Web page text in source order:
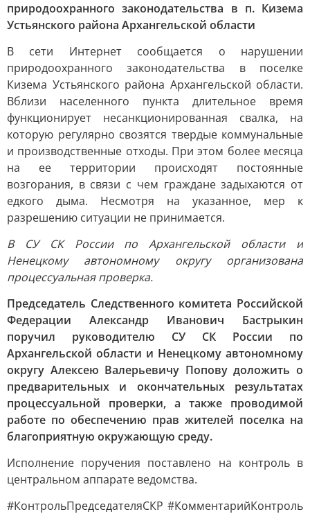
природоохранного законодательства в п. Кизема
Устьянского района Архангельской области
В сети Интернет сообщается о нарушении
природоохранного законодательства в поселке
Кизема Устьянского района Архангельской области.
Вблизи населенного пункта длительное время
функционирует несанкционированная свалка, на
которую регулярно свозятся твердые коммунальные
и производственные отходы. При этом более месяца
на ее территории происходят постоянные
возгорания, в связи с чем граждане задыхаются от
едкого дыма. Несмотря на указанное, мер к
разрешению ситуации не принимается.
В СУ СК России по Архангельской области и
Ненецкому автономному округу организована
процессуальная проверка.
Председатель Следственного комитета Российской
Федерации Александр Иванович Бастрыкин
поручил руководителю СУ СК России по
Архангельской области и Ненецкому автономному
округу Алексею Валерьевичу Попову доложить о
предварительных и окончательных результатах
процессуальной проверки, а также проводимой
работе по обеспечению прав жителей поселка на
благоприятную окружающую среду.
Исполнение поручения поставлено на контроль в
центральном аппарате ведомства.
#КонтрольПредседателяСКР #КомментарийКонтроль